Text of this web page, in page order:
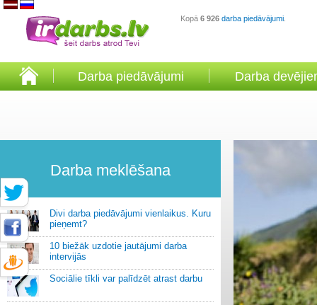
Kopā 6 926 darba piedāvājumi
Darba piedāvājumi Darba
Darba meklēšana
Divi darba piedāvājumi vienlaikus. Kuru
pieņemt?
10 biežāk uzdotie jautājumi darba
intervijās
Sociālie tīkli var palīdzēt atrast darbu